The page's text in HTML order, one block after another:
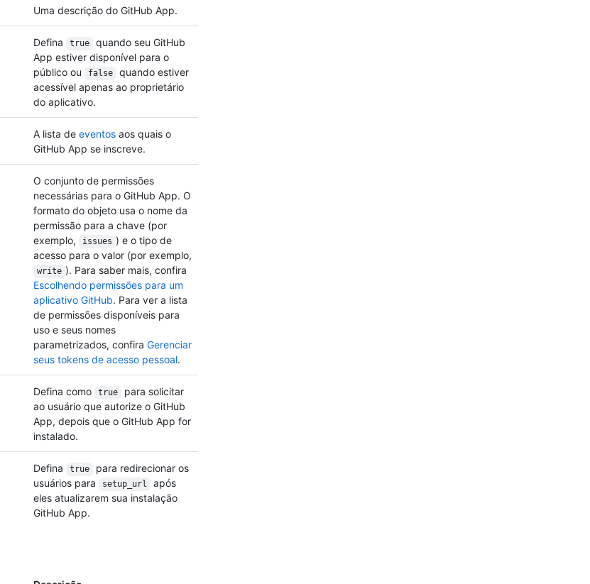
Uma descrição do GitHub App.
Defina true
quando seu GitHub
App estiver disponível para o
público ou
false
quando estiver
acessível apenas ao proprietário
do aplicativo.
A lista de eventos aos quais o
GitHub App se inscreve.
O conjunto de permissões
necessárias para o GitHub App. O
formato do objeto usa o nome da
permissão para a chave (por
exemplo,
issues ) e o tipo de
acesso para o valor (por exemplo,
write ). Para saber mais, confira
Escolhendo permissões para um
aplicativo GitHub. Para ver a lista
de permissões disponíveis para
uso e seus nomes
parametrizados, confira Gerenciar
seus tokens de acesso pessoal.
Defina como true
para solicitar
ao usuário que autorize o GitHub
App, depois que o GitHub App for
instalado.
Defina true
para redirecionar os
usuários para
setup_url
após
eles atualizarem sua instalação
GitHub App.